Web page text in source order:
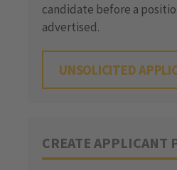
candidate before a
advertised.
UNSOLICITED
CREATE APPLICANT